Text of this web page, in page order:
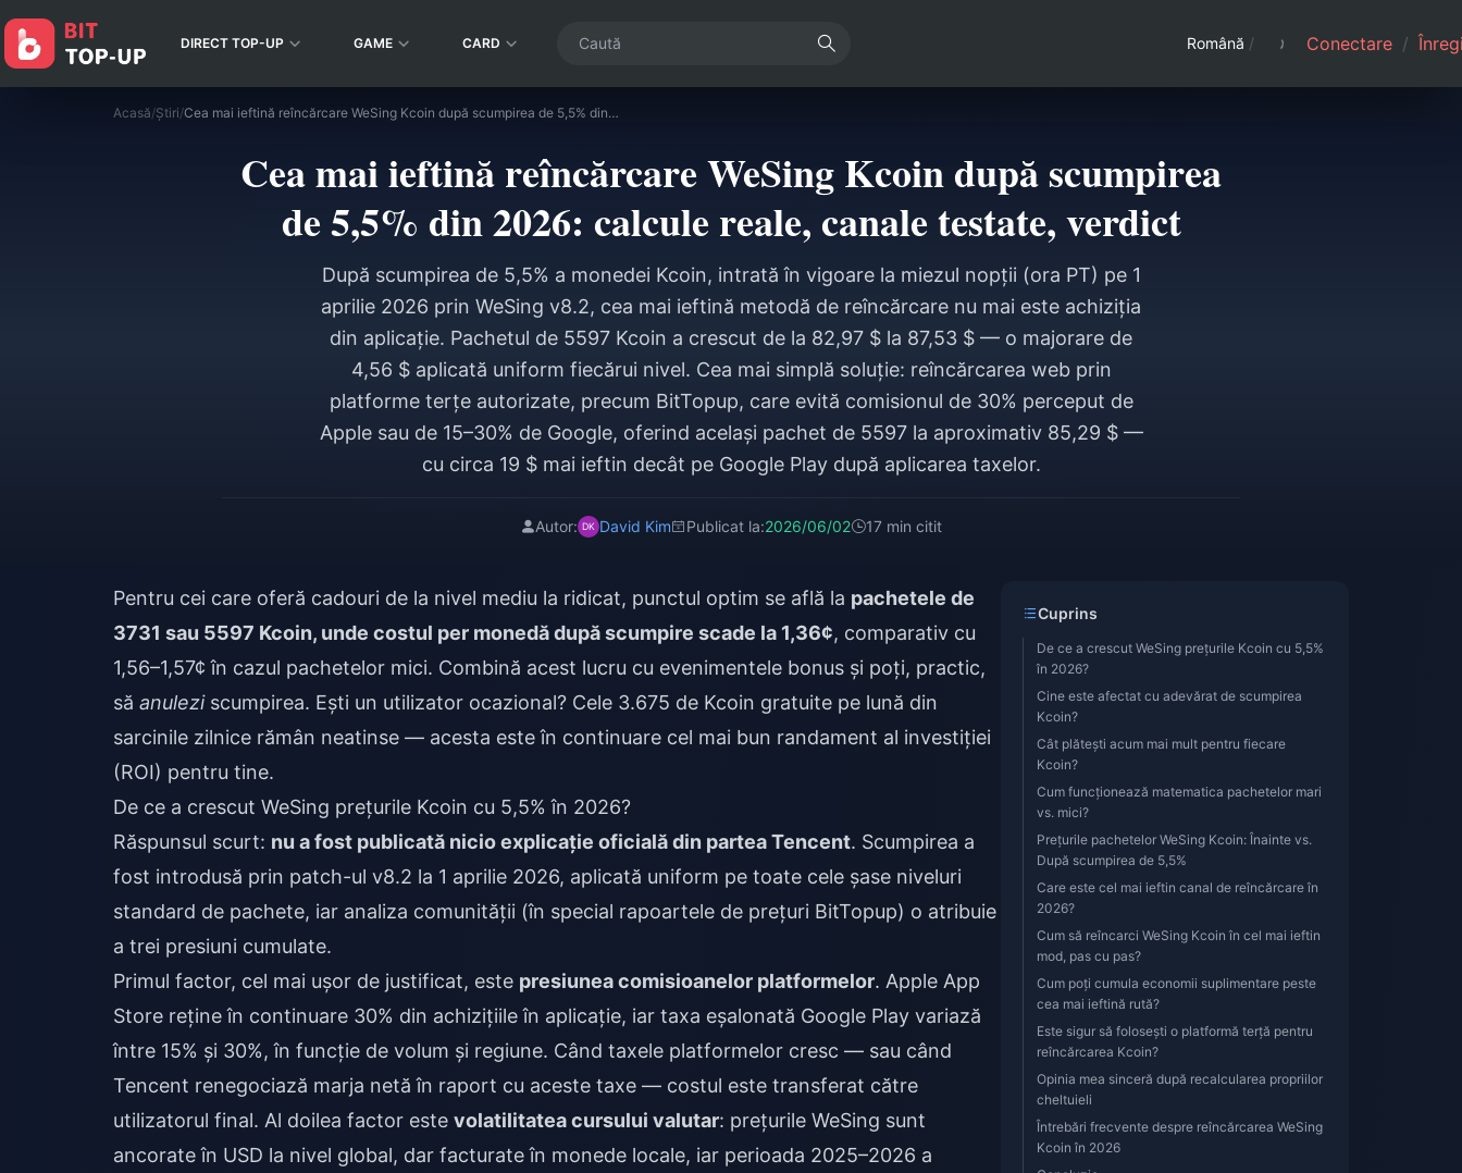
DIRECT TOP-UP GAME CARD Română / Conectare /
Acasă/Știri/ Cea mai ieftină reîncărcare WeSing Kcoin după scumpirea de 5,5% din 2026: calcule reale, canale testate, verdict
Cea mai ieftină reîncărcare WeSing Kcoin după scumpirea
de 5,5% din 2026: calcule reale, canale testate, verdict
După scumpirea de 5,5% a monedei Kcoin, intrată în vigoare la miezul nopții (ora PT) pe 1
aprilie 2026 prin WeSing v8.2, cea mai ieftină metodă de reîncărcare nu mai este achiziția
din aplicație. Pachetul de 5597 Kcoin a crescut de la 82,97 $ la 87,53 $ — o majorare de
4,56 $ aplicată uniform fiecărui nivel. Cea mai simplă soluție: reîncărcarea web prin
platforme terțe autorizate, precum BitTopup, care evită comisionul de 30% perceput de
Apple sau de 15–30% de Google, oferind același pachet de 5597 la aproximativ 85,29 $ —
cu circa 19 $ mai ieftin decât pe Google Play după aplicarea taxelor.
Autor: David Kim Publicat la:2026/06/02 17 min citit
Pentru cei care oferă cadouri de la nivel mediu la ridicat, punctul optim se află la pachetele de
3731 sau 5597 Kcoin, unde costul per monedă după scumpire scade la 1,36¢, comparativ cu
1,56–1,57¢ în cazul pachetelor mici. Combină acest lucru cu evenimentele bonus și poți, practic,
să anuleziscumpirea. Ești un utilizator ocazional? Cele 3.675 de Kcoin gratuite pe lună din
sarcinile zilnice rămân neatinse — acesta este în continuare cel mai bun randament al investiției
(ROI) pentru tine.
De ce a crescut WeSing prețurile Kcoin cu 5,5% în 2026?
Răspunsul scurt: nu a fost publicată nicio explicație oficială din partea Tencent. Scumpirea a
fost introdusă prin patch-ul v8.2 la 1 aprilie 2026, aplicată uniform pe toate cele șase niveluri
standard de pachete, iar analiza comunității (în special rapoartele de prețuri BitTopup) o atribuie
a trei presiuni cumulate.
Primul factor, cel mai ușor de justificat, este presiunea comisioanelor platformelor. Apple App
Store reține în continuare 30% din achizițiile în aplicație, iar taxa eșalonată Google Play variază
între 15% și 30%, în funcție de volum și regiune. Când taxele platformelor cresc — sau când
Tencent renegociază marja netă în raport cu aceste taxe — costul este transferat către
utilizatorul final. Al doilea factor este volatilitatea cursului valutar: prețurile WeSing sunt
ancorate în USD la nivel global, dar facturate în monede locale, iar perioada 2025–2026 a
Cuprins
De ce a crescut WeSing prețurile Kcoin cu 5,5%
în 2026?
Cine este afectat cu adevărat de scumpirea
Kcoin?
Cât plătești acum mai mult pentru fiecare
Kcoin?
Cum funcționează matematica pachetelor mari
vs. mici?
Prețurile pachetelor WeSing Kcoin: Înainte vs.
După scumpirea de 5,5%
Care este cel mai ieftin canal de reîncărcare în
2026?
Cum să reîncarci WeSing Kcoin în cel mai ieftin
mod, pas cu pas?
Cum poți cumula economii suplimentare peste
cea mai ieftină rută?
Este sigur să folosești o platformă terță pentru
reîncărcarea Kcoin?
Opinia mea sinceră după recalcularea propriilor
cheltuieli
Întrebări frecvente despre reîncărcarea WeSing
Kcoin în 2026